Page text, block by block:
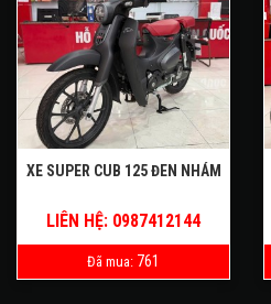
XE SUPER CUB 125 ĐEN NHÁM
LIÊN HỆ: 0987412144
Đã mua: 761